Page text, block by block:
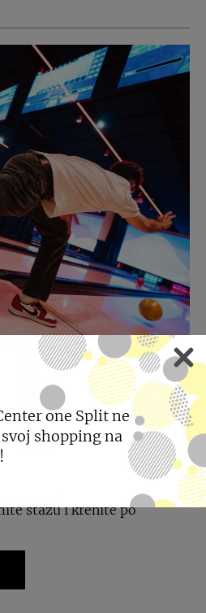
TURNIR U
stazu i krenite po
one Split ne
shopping na